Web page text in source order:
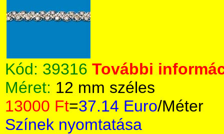
Kód: 39316 További
Méret: 12 mm széles
13000 Ft=37.14 Euro/Méter
Színek nyomtatása